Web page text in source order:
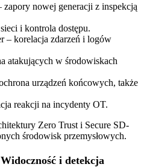
nowej generacji z inspekcją
i kontrola dostępu.
– korelacja zdarzeń i logów
atakujących w środowiskach
urządzeń końcowych, także
reakcji na incydenty OT.
Zero Trust i Secure SD-
środowisk przemysłowych.
i detekcja